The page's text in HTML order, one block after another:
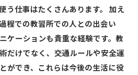
う仕事はたくさんあります。 加え
程での教習所での人との出会い
ケーションも貴重な経験です。教
だけでなく、交通ルールや安全運
ができ、これらは今後の生活に役